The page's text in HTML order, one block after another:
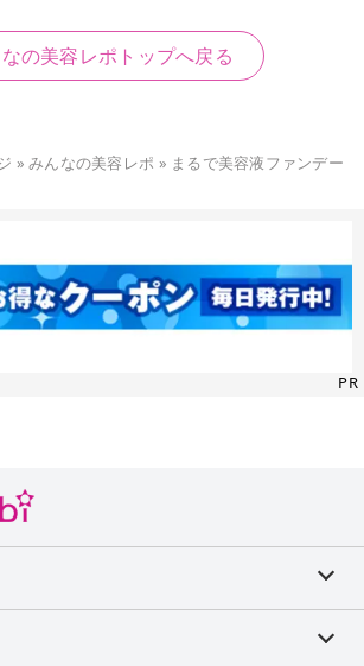
の美容レポトップへ戻る
»みんなの美容レポ » まるで美容液ファンデー
PR